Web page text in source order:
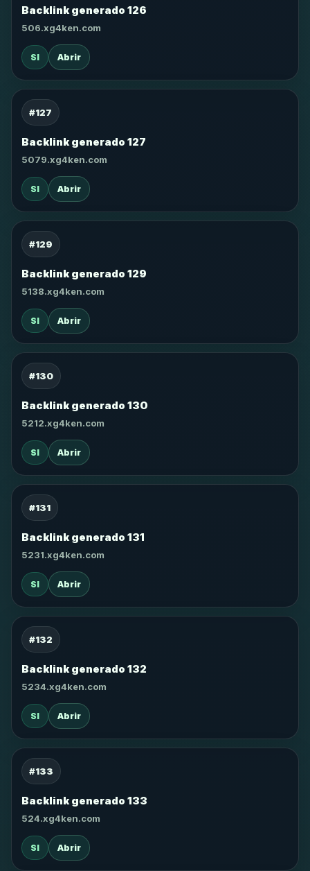
Backlink generado 126
506.xg4ken.com
SI Abrir
#127
Backlink generado 127
5079.xg4ken.com
SI Abrir
#129
Backlink generado 129
5138.xg4ken.com
SI Abrir
#130
Backlink generado 130
5212.xg4ken.com
SI Abrir
#131
Backlink generado 131
5231.xg4ken.com
SI Abrir
#132
Backlink generado 132
5234.xg4ken.com
SI Abrir
#133
Backlink generado 133
524.xg4ken.com
SI Abrir